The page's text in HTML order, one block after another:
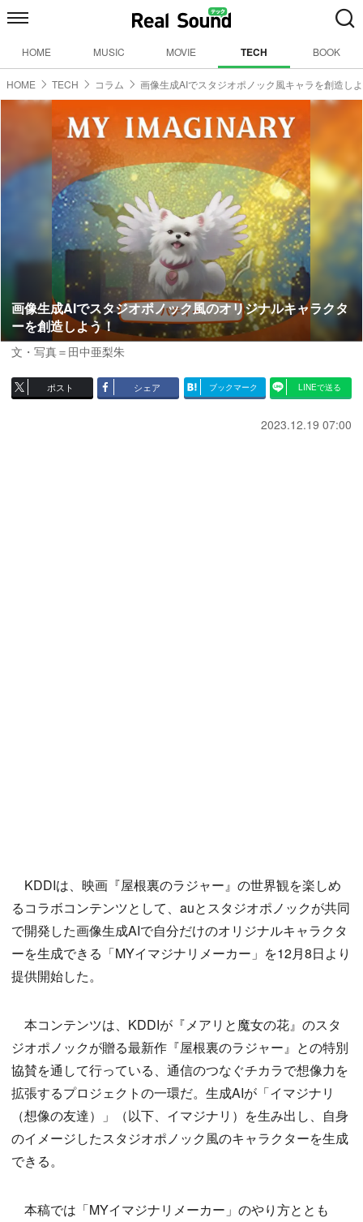
HOME MUSIC MOVIE TECH BOOK
HOME TECH コラム 画像生成AIでスタジオポノック風キャラを創造し
画像生成AIでスタジオポノック風のオリジナルキャラクタ
ーを創造しよう！
文・写真＝田中亜梨朱
ポスト シェア ブックマーク LINEで送る
2023.12.19 07:00
KDDIは、映画『屋根裏のラジャー』の世界観を楽しめ
るコラボコンテンツとして、auとスタジオポノックが共同
で開発した画像生成AIで自分だけのオリジナルキャラクタ
ーを生成できる「MYイマジナリメーカー」を12月8日より
提供開始した。
本コンテンツは、KDDIが『メアリと魔女の花』のスタ
ジオポノックが贈る最新作『屋根裏のラジャー』との特別
協賛を通して行っている、通信のつなぐチカラで想像力を
拡張するプロジェクトの一環だ。生成AIが「イマジナリ
（想像の友達）」（以下、イマジナリ）を生み出し、自身
のイメージしたスタジオポノック風のキャラクターを生成
できる。
本稿では「MYイマジナリメーカー」のやり方ととも